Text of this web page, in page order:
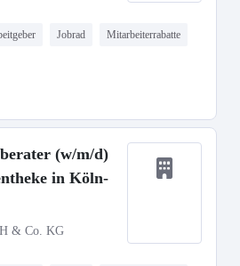
Jobrad Mitarbeiterrabatte
(w/m/d)
in Köln-
& Co. KG